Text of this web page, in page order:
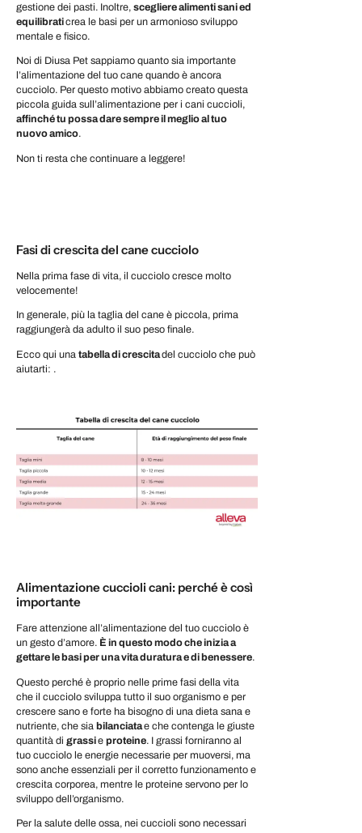
gestione dei pasti. Inoltre, scegliere alimenti sani ed
equilibraticrea le basi per un armonioso sviluppo
mentale e fisico.
Noi di Diusa Pet sappiamo quanto sia importante
l’alimentazione del tuo cane quando è ancora
cucciolo. Per questo motivo abbiamo creato questa
piccola guida sull’alimentazione per i cani cuccioli,
affinché tu possa dare sempre il meglio al tuo
nuovo amico.
Non ti resta che continuare a leggere!
Fasi di crescita del cane cucciolo
Nella prima fase di vita, il cucciolo cresce molto
velocemente!
In generale, più la taglia del cane è piccola, prima
raggiungerà da adulto il suo peso finale.
Ecco qui una tabella di crescitadel cucciolo che può
aiutarti: .
Alimentazione cuccioli cani: perché è così
importante
Fare attenzione all’alimentazione del tuo cucciolo è
un gesto d’amore. È in questo modo che inizia a
gettare le basi per una vita duratura e di benessere.
Questo perché è proprio nelle prime fasi della vita
che il cucciolo sviluppa tutto il suo organismo e per
crescere sano e forte ha bisogno di una dieta sana e
nutriente, che sia bilanciatae che contenga le giuste
quantità di grassie proteine. I grassi forniranno al
tuo cucciolo le energie necessarie per muoversi, ma
sono anche essenziali per il corretto funzionamento e
crescita corporea, mentre le proteine servono per lo
sviluppo dell’organismo.
Per la salute delle ossa, nei cuccioli sono necessari